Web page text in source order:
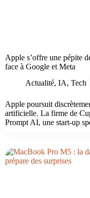
Apple s’offre une pépite
face à Google et Meta
Actualité, IA, Tech
Apple poursuit
artificielle. La firme de
Prompt AI, une start-up